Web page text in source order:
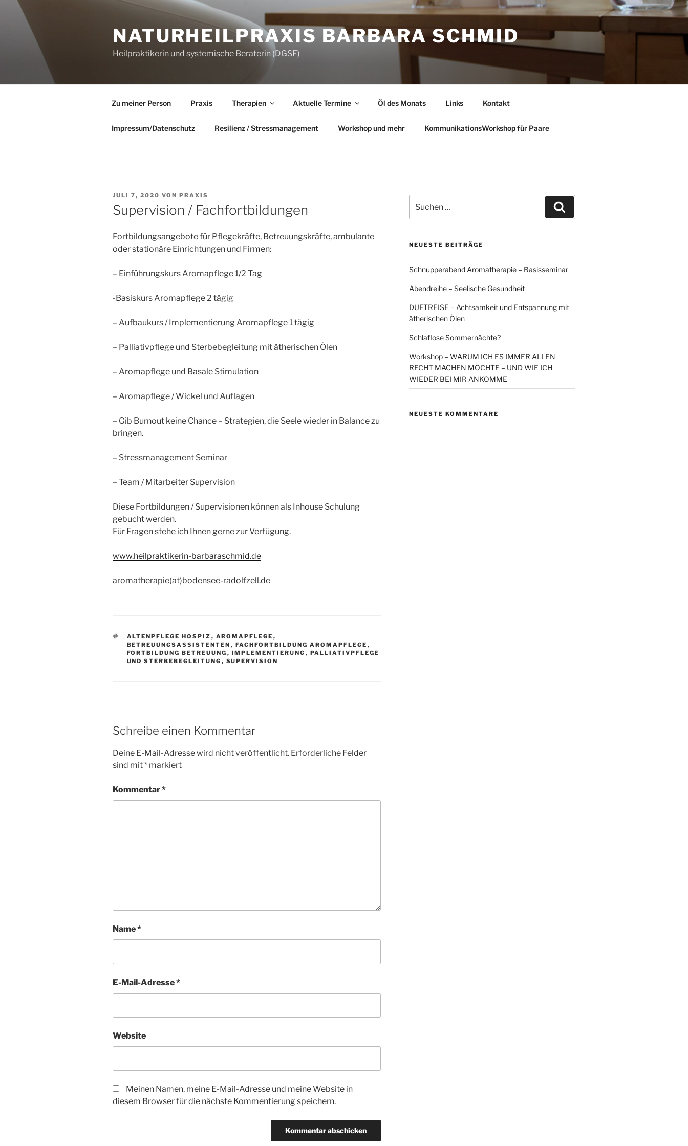
springen
NATURHEILPRAXIS BARBARA SCHMID
Heilpraktikerin und systemische Beraterin (DGSF)
Zu meiner Person Praxis Therapien Aktuelle Termine Öl des Monats Links Kontakt
Impressum/Datenschutz Resilienz / Stressmanagement Workshop und mehr KommunikationsWorkshop für Paare
VERÖFFENTLICHT
AM
JULI 7, 2020 VON PRAXIS
Supervision / Fachfortbildungen
Fortbildungsangebote für Pflegekräfte, Betreuungskräfte, ambulante
oder stationäre Einrichtungen und Firmen:
– Einführungskurs Aromapflege 1/2 Tag
-Basiskurs Aromapflege 2 tägig
– Aufbaukurs / Implementierung Aromapflege 1 tägig
– Palliativpflege und Sterbebegleitung mit ätherischen Ölen
– Aromapflege und Basale Stimulation
– Aromapflege / Wickel und Auflagen
– Gib Burnout keine Chance – Strategien, die Seele wieder in Balance zu
bringen.
– Stressmanagement Seminar
– Team / Mitarbeiter Supervision
Diese Fortbildungen / Supervisionen können als Inhouse Schulung
gebucht werden.
Für Fragen stehe ich Ihnen gerne zur Verfügung.
www.heilpraktikerin-barbaraschmid.de
aromatherapie(at)bodensee-radolfzell.de
SCHLAGWÖRTER
ALTENPFLEGE HOSPIZ , AROMAPFLEGE ,
BETREUUNGSASSISTENTEN , FACHFORTBILDUNG AROMAPFLEGE ,
FORTBILDUNG BETREUUNG , IMPLEMENTIERUNG , PALLIATIVPFLEGE
UND STERBEBEGLEITUNG , SUPERVISION
Schreibe einen Kommentar
Deine E-Mail-Adresse wird nicht veröffentlicht. Erforderliche Felder
sind mit* markiert
Kommentar*
Name*
E-Mail-Adresse*
Website
Meinen Namen, meine E-Mail-Adresse und meine Website in
diesem Browser für die nächste Kommentierung speichern.
nach:
NEUESTE BEITRÄGE
Schnupperabend Aromatherapie – Basisseminar
Abendreihe – Seelische Gesundheit
DUFTREISE – Achtsamkeit und Entspannung mit
ätherischen Ölen
Schlaflose Sommernächte?
Workshop – WARUM ICH ES IMMER ALLEN
RECHT MACHEN MÖCHTE – UND WIE ICH
WIEDER BEI MIR ANKOMME
NEUESTE KOMMENTARE